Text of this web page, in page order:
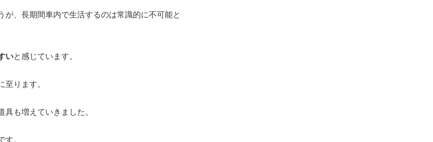
、長期間車内で生活するのは常識的に不可能と
いと感じています。
ります。
も増えていきました。
。